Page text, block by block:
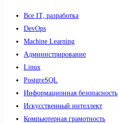
Все IT, разработка
DevOps
Machine Learning
Администрирование
Linux
PostgreSQL
Информационная безопасность
Искусственный интеллект
Компьютерная грамотность